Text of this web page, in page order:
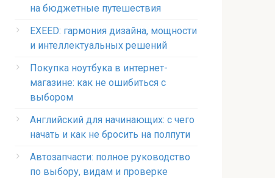
на бюджетные путешествия
EXEED: гармония дизайна, мощности
и интеллектуальных решений
Покупка ноутбука в интернет-
магазине: как не ошибиться с
выбором
Английский для начинающих: с чего
начать и как не бросить на полпути
Автозапчасти: полное руководство
по выбору, видам и проверке